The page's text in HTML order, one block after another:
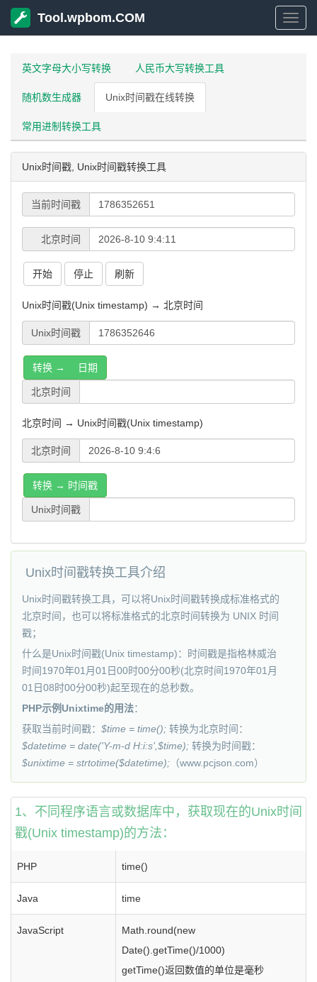
Tool.wpbom.COM
英文字母大小写转换 人民币大写转换工具
随机数生成器 Unix时间戳在线转换
常用进制转换工具
Unix时间戳, Unix时间戳转换工具
当前时间戳
北京时间
开始 停止 刷新
Unix时间戳(Unix timestamp) → 北京时间
Unix时间戳
转换 → 日期
北京时间
北京时间 → Unix时间戳(Unix timestamp)
北京时间
转换 → 时间戳
Unix时间戳
Unix时间戳转换工具介绍
Unix时间戳转换工具，可以将Unix时间戳转换成标准格式的
北京时间，也可以将标准格式的北京时间转换为 UNIX 时间
戳；
什么是Unix时间戳(Unix timestamp)：时间戳是指格林威治
时间1970年01月01日00时00分00秒(北京时间1970年01月
01日08时00分00秒)起至现在的总秒数。
PHP示例Unixtime的用法：
获取当前时间戳： $time = time(); 转换为北京时间：
$datetime = date('Y-m-d H:i:s',$time); 转换为时间戳：
$unixtime = strtotime($datetime); （www. pcjson .com）
1、不同程序语言或数据库中，获取现在的Unix时间
戳(Unix timestamp)的方法：
PHP time()
Java time
JavaScript
Math.round(new
Date().getTime()/1000)
getTime()返回数值的单位是毫秒